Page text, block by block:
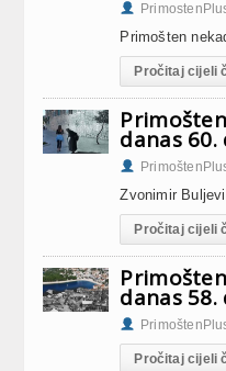
Primošten
Pročitaj cijeli
danas 60.
Zvonimir
Pročitaj cijeli
danas 58.
Pročitaj cijeli